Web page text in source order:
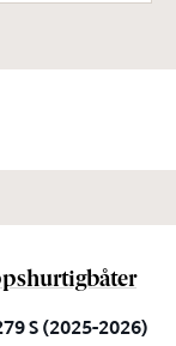
S (2025-2026)